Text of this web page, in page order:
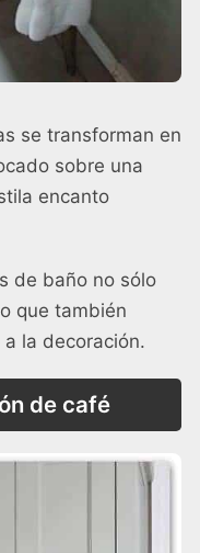
se transforman en
sobre una
encanto
de baño no sólo
que también
la decoración.
de café